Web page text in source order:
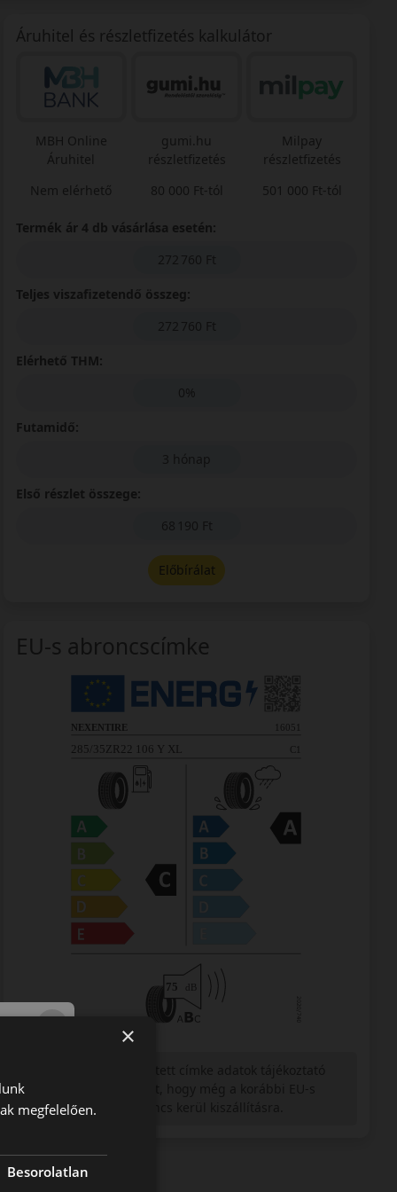
Áruhitel és részletfizetés kalkulátor
MBH Online
Áruhitel
Nem elérhető
gumi.hu
részletfizetés
80 000 Ft-tól
Milpay
részletfizetés
501 000 Ft-tól
Termék ár 4 db vásárlása esetén:
272 760 Ft
Teljes viszafizetendő összeg:
272 760 Ft
Elérhető THM:
0%
Futamidő:
3 hónap
Első részlet összege:
68 190 Ft
Előbírálat
EU-s abroncscímke
jellegűek. Előfordulhat, hogy még a korábbi EU-s
címkével ellátott abroncs kerül kiszállításra.
×
megfelelően.
Besorolatlan